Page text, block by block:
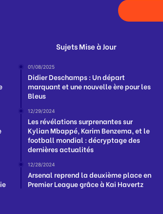
Sujets Mise à Jour
01/08/2025
Didier Deschamps : Un départ
marquant et une nouvelle ère pour les
Bleus
12/29/2024
Les révélations surprenantes sur
Kylian Mbappé, Karim Benzema, et le
football mondial : décryptage des
dernières actualités
12/28/2024
Arsenal reprend la deuxième place en
Premier League grâce à Kai Havertz